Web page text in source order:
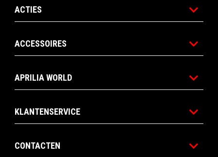
ACTIES
ACCESSOIRES
APRILIA WORLD
KLANTENSERVICE
CONTACTEN